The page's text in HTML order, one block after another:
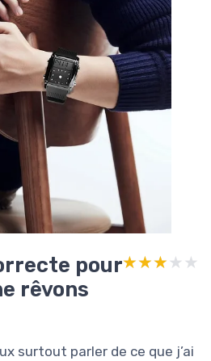
pour
rêvons
★★★★★
★★★★★
surtout parler de ce que j’ai